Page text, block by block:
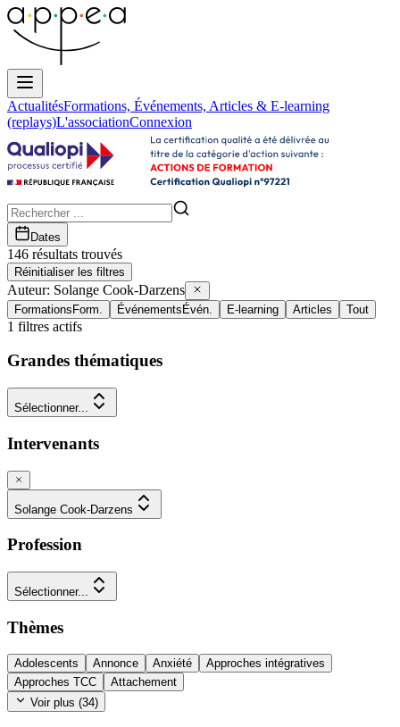
ActualitésFormations, Événements, Articles & E-learning
(replays)L'associationConnexion
Dates
146 résultats trouvés
Réinitialiser les filtres
Auteur: Solange Cook-Darzens
FormationsForm. ÉvénementsÉvén. E-learning Articles Tout
1 filtres actifs
Grandes thématiques
Sélectionner...
Intervenants
Solange Cook-Darzens
Profession
Sélectionner...
Thèmes
Adolescents Annonce Anxiété
Approches intégratives
Approches TCC
Attachement
Voir plus (34)